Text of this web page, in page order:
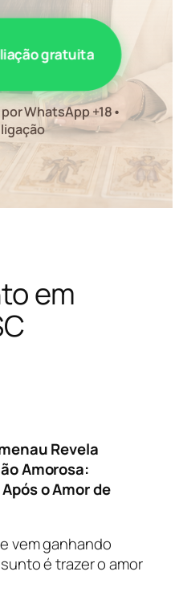
gratuita
WhatsApp +18•
em
Revela
Amorosa:
o Amor de
vem ganhando
é trazer o amor